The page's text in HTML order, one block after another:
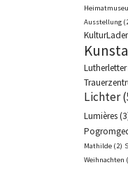
Ausstellung
Lutherletter
Lichter
Lumières
Mathilde (2)
Weihnachten